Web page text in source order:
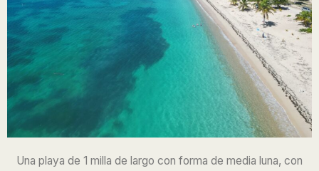
Una playa de 1 milla de largo con forma de media luna, con